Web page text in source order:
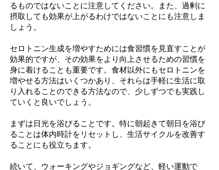
るものではないことに注意してください。また、過剰に
摂取しても効果が上がるわけではないことにも注意しま
しょう。
セロトニン生成を増やすためには食習慣を見直すことが
効果的ですが、その効果をより向上させるための習慣を
身に着けることも重要です。食材以外にもセロトニンを
増やせる方法はいくつかあり、それらは手軽に生活に取
り入れることのできる方法なので、少しずつでも実践し
ていくと良いでしょう。
まずは日光を浴びることです。特に朝起きて朝日を浴び
ることは体内時計をリセットし、生活サイクルを改善す
ることにも役立ちます。
続いて、ウォーキングやジョギングなど、軽い運動で